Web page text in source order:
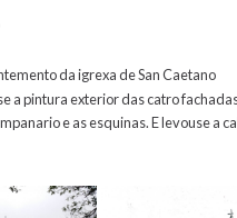
da igrexa de San Caetano
a pintura exterior das catro
e as esquinas. E levouse a